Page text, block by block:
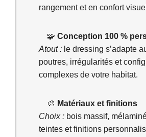
rangement et en confort
🧩 Conception 100 %
Atout : le dressing s’adapte
poutres, irrégularités et
complexes de votre habitat.
🎨 Matériaux et finitions
Choix : bois massif,
teintes et finitions